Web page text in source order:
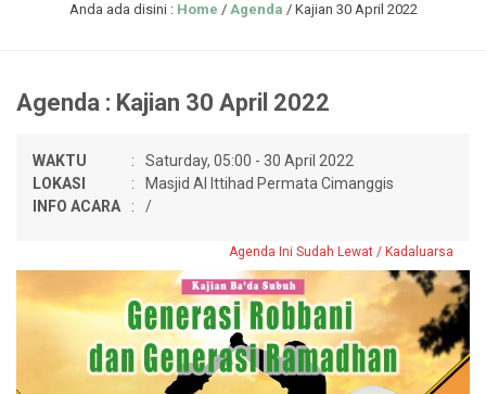
Anda ada disini : Home / Agenda / Kajian 30 April 2022
Agenda : Kajian 30 April 2022
WAKTU :
Saturday, 05:00 - 30 April 2022
LOKASI
:
Masjid Al Ittihad Permata Cimanggis
INFO ACARA
: /
Agenda Ini Sudah Lewat / Kadaluarsa